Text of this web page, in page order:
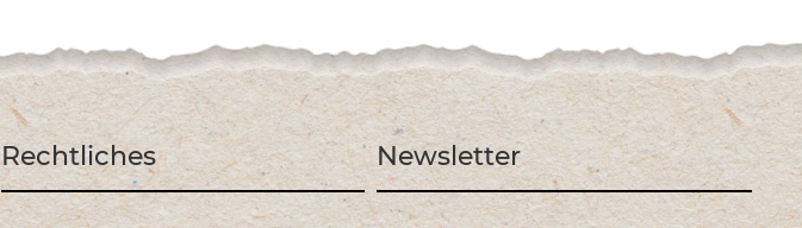
Rechtliches Newsletter